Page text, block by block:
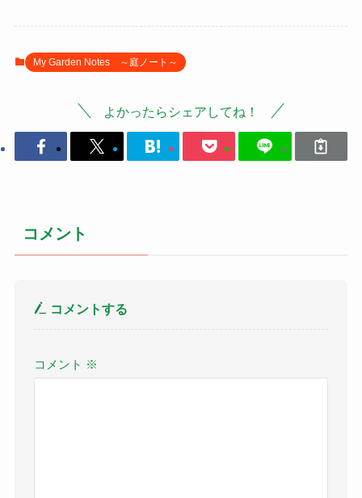
My Garden Notes ～庭ノート～
よかったらシェアしてね！
コメント
コメントする
コメント ※